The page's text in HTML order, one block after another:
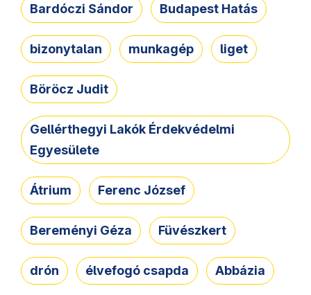
Bardóczi Sándor Budapest Hatás
bizonytalan munkagép liget
Böröcz Judit
Gellérthegyi Lakók Érdekvédelmi
Egyesülete
Átrium Ferenc József
Bereményi Géza Füvészkert
drón élvefogó csapda Abbázia